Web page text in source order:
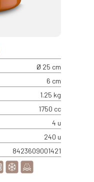
Ø 25 cm
6 cm
1.25 kg
1750 cc
4 u
240 u
8423609001421